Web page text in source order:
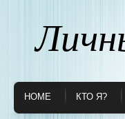
HOME КТО Я?